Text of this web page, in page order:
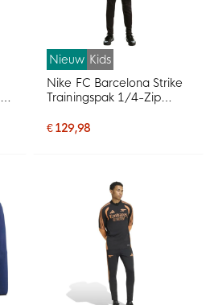
Nieuw Kids
Nike FC Barcelona Strike
Trainingspak 1/4-Zip
Zwart Goud
€ 129,98